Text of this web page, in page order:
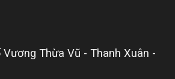
Vương Thừa Vũ - Thanh Xuân -